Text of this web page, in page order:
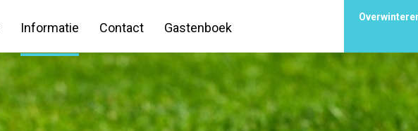
Informatie Contact Gastenboek